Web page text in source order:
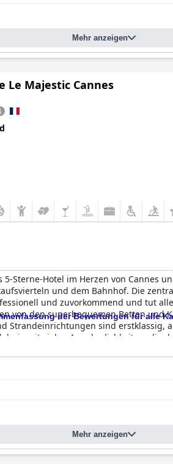
Mehr anzeigen
Le Majestic Cannes
5-Sterne-Hotel im Herzen von Cannes
und dem Bahnhof. Die
und zuvorkommend und tut
von den superbequemen Betten und
Strandeinrichtungen sind
mit vielen Annehmlichkeiten, die
und dem Spa-Service
ist dasHôtel Barrière Le Majestic
Aufenthalt in Cannes ist.
der Bewertungen für alle
Mehr anzeigen